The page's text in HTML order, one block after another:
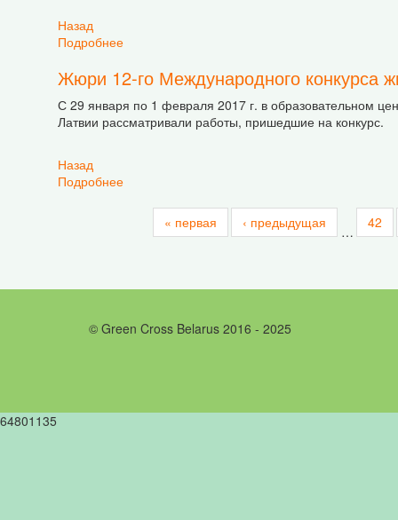
Назад
Подробнее
Жюри 12-го Международного конкурса
С 29 января по 1 февраля 2017 г. в образовательном
Латвии рассматривали работы, пришедшие на конкурс.
Назад
Подробнее
« первая ‹ предыдущая
…
42
© Green Cross Belarus 2016 - 2025
64801135